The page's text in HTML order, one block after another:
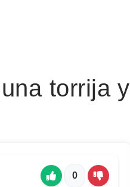
torrija y
0